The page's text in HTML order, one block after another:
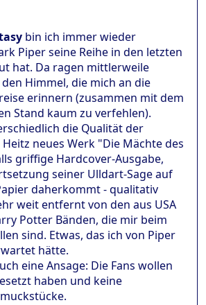
bin ich immer wieder
Piper seine Reihe in den letzten
hat. Da ragen mittlerweile
Himmel, die mich an die
erinnern (zusammen mit dem
Stand kaum zu verfehlen).
die Qualität der
neues Werk "Die Mächte des
griffige Hardcover-Ausgabe,
seiner Ulldart-Sage auf
daherkommt - qualitativ
weit entfernt von den aus USA
Potter Bänden, die mir beim
sind. Etwas, das ich von Piper
hätte.
eine Ansage: Die Fans wollen
haben und keine